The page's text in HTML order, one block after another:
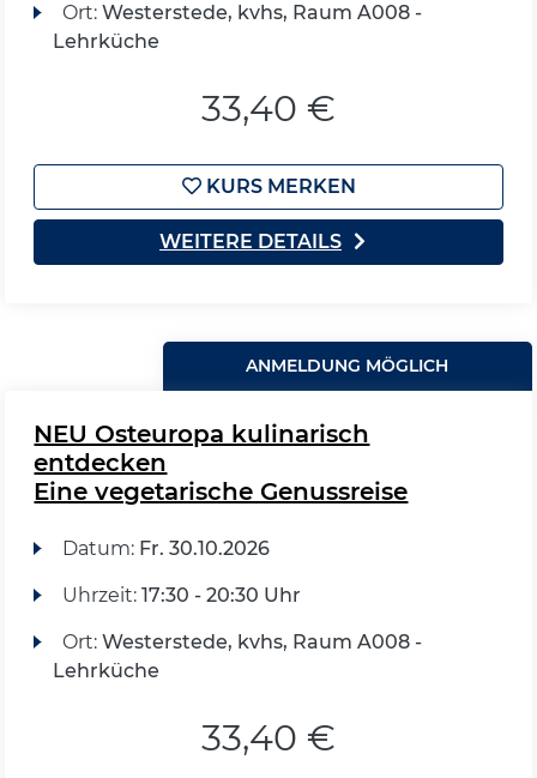
Ort: Westerstede, kvhs, Raum A008 -
Lehrküche
33,40 €
KURS MERKEN
WEITERE DETAILS
ANMELDUNG MÖGLICH
NEU Osteuropa kulinarisch
entdecken
Eine vegetarische Genussreise
Datum: Fr. 30.10.2026
Uhrzeit: 17:30 - 20:30 Uhr
Ort: Westerstede, kvhs, Raum A008 -
Lehrküche
33,40 €